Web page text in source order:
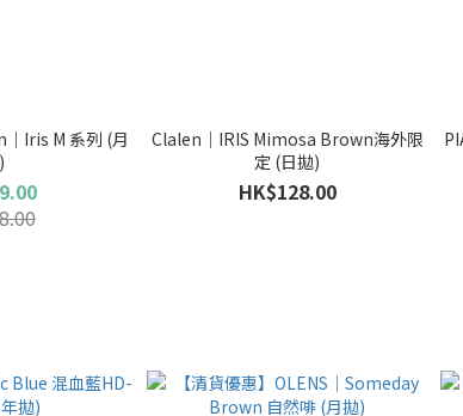
｜Iris M 系列 (月
Clalen｜IRIS Mimosa Brown海外限
定 (日拋)
HK$128.00